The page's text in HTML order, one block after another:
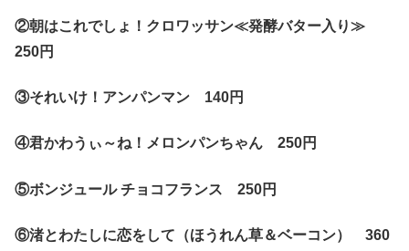
②朝はこれでしょ！クロワッサン≪発酵バター入り≫
250円
③それいけ！アンパンマン 140円
④君かわうぃ～ね！メロンパンちゃん 250円
⑤ボンジュール チョコフランス 250円
⑥渚とわたしに恋をして（ほうれん草＆ベーコン） 360